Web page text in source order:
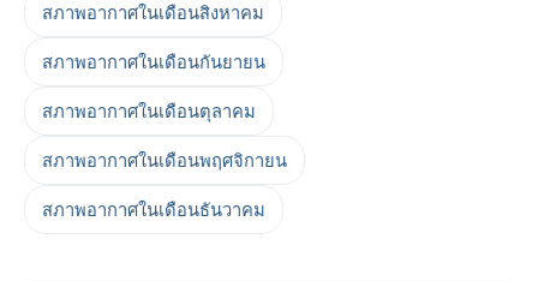
สภาพอากาศในเดือนสิงหาคม
สภาพอากาศในเดือนกันยายน
สภาพอากาศในเดือนตุลาคม
สภาพอากาศในเดือนพฤศจิกายน
สภาพอากาศในเดือนธันวาคม